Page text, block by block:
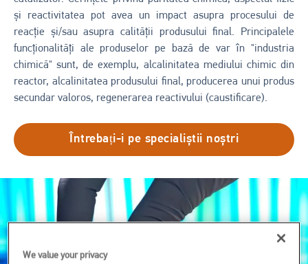
și reactivitatea pot avea un impact asupra procesului de
reacție și/sau asupra calității produsului final. Principalele
funcționalități ale produselor pe bază de var în "industria
chimică" sunt, de exemplu, alcalinitatea mediului chimic din
reactor, alcalinitatea produsului final, producerea unui produs
secundar valoros, regenerarea reactivului (caustificare).
Întrebați-i pe specialiștii noștri
We value your privacy